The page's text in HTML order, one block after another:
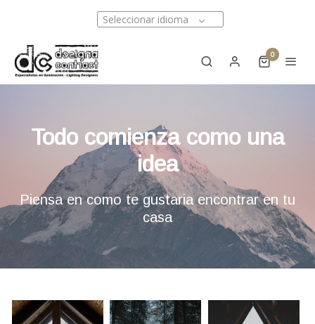
Seleccionar idioma
0
Todo comienza como una
idea
Piensa en como te gustaria encontrar en tu
casa